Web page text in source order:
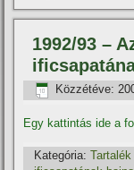
1992/93 –
Közzétéve:
Egy kattintás ide a
Kategória: Tartalék